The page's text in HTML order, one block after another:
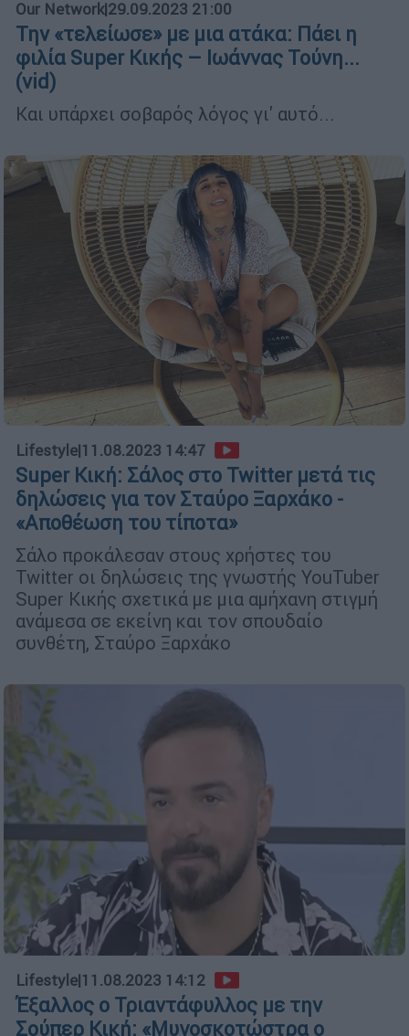
Our Network|29.09.2023 21:00
Την «τελείωσε» με μια ατάκα: Πάει η
φιλία Super Κικής – Ιωάννας Τούνη...
(vid)
Και υπάρχει σοβαρός λόγος γι' αυτό...
Lifestyle|11.08.2023 14:47
Super Κική: Σάλος στο Twitter μετά τις
δηλώσεις για τον Σταύρο Ξαρχάκο -
«Αποθέωση του τίποτα»
Σάλο προκάλεσαν στους χρήστες του
Twitter οι δηλώσεις της γνωστής YouTuber
Super Κικής σχετικά με μια αμήχανη στιγμή
ανάμεσα σε εκείνη και τον σπουδαίο
συνθέτη, Σταύρο Ξαρχάκο
Lifestyle|11.08.2023 14:12
Έξαλλος ο Τριαντάφυλλος με την
Σούπερ Κική: «Μυγοσκοτώστρα ο